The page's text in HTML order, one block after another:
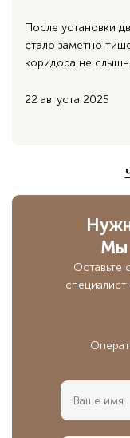
После установки
стало заметно
коридора не
22 августа 2025
Мы
Оставьте